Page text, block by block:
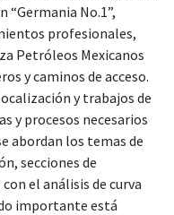
No.1”,
profesionales,
Petróleos Mexicanos
y caminos de acceso.
y trabajos de
y procesos necesarios
abordan los temas de
secciones de
el análisis de curva
importante está